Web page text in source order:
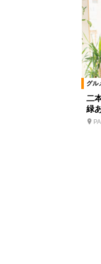
グル
二
緑